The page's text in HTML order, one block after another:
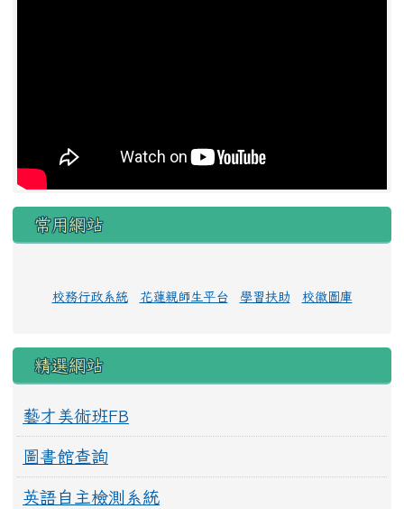
常用網站
校務行政系統 花蓮親師生平台 學習扶助 校徽圖庫
精選網站
藝才美術班FB
圖書館查詢
英語自主檢測系統